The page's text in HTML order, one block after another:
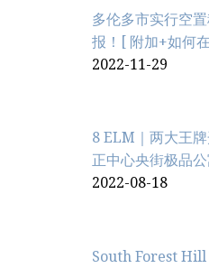
多伦多市实行空
报！[ 附加+如何
2022-11-29
8 ELM｜两大王
正中心央街极品公
2022-08-18
South Forest Hill